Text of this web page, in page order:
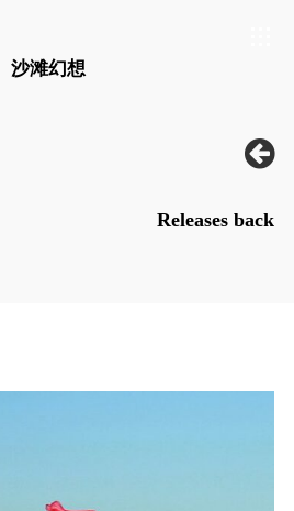
沙滩幻想
Releases back